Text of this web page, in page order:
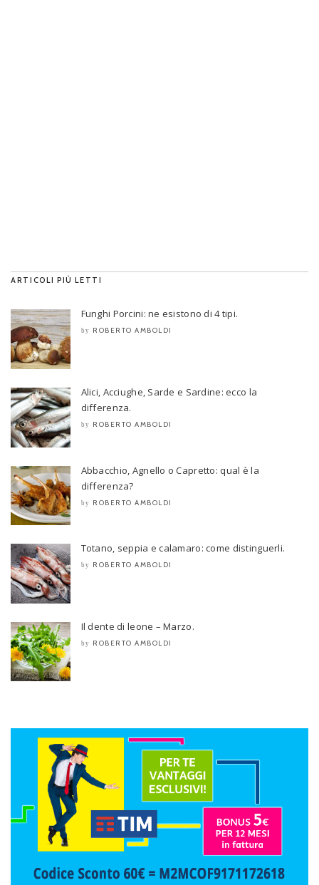
ARTICOLI PIÙ LETTI
Funghi Porcini: ne esistono di 4 tipi.
by ROBERTO AMBOLDI
Alici, Acciughe, Sarde e Sardine: ecco la
differenza.
by ROBERTO AMBOLDI
Abbacchio, Agnello o Capretto: qual è la
differenza?
by ROBERTO AMBOLDI
Totano, seppia e calamaro: come distinguerli.
by ROBERTO AMBOLDI
Il dente di leone – Marzo.
by ROBERTO AMBOLDI